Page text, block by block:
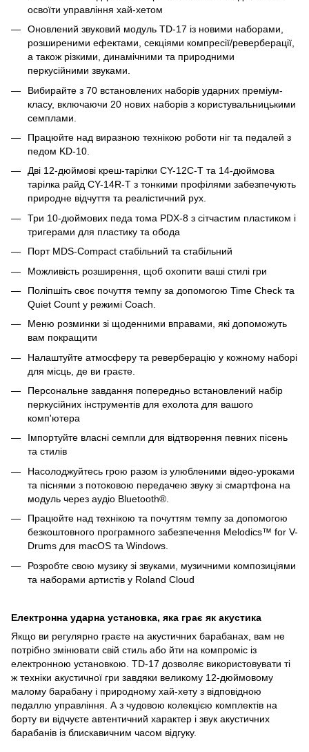
освоїти управління хай-хетом
Оновлений звуковий модуль TD-17 із новими наборами,
розширеними ефектами, секціями компресії/реверберації,
а також різкими, динамічними та природними
перкусійними звуками.
Вибирайте з 70 встановлених наборів ударних преміум-
класу, включаючи 20 нових наборів з користувальницькими
семплами.
Працюйте над виразною технікою роботи ніг та педалей з
педом KD-10.
Дві 12-дюймові креш-тарілки CY-12C-T та 14-дюймова
тарілка райд CY-14R-T з тонкими профілями забезпечують
природне відчуття та реалістичний рух.
Три 10-дюймових педа тома PDX-8 з сітчастим пластиком і
тригерами для пластику та обода
Порт MDS-Compact стабільний та стабільний
Можливість розширення, щоб охопити ваші стилі гри
Поліпшіть своє почуття темпу за допомогою Time Check та
Quiet Count у режимі Coach.
Меню розминки зі щоденними вправами, які допоможуть
вам покращити
Налаштуйте атмосферу та реверберацію у кожному наборі
для місць, де ви граєте.
Персональне завдання попередньо встановлений набір
перкусійних інструментів для ехолота для вашого
комп'ютера
Імпортуйте власні семпли для відтворення певних пісень
та стилів
Насолоджуйтесь грою разом із улюбленими відео-уроками
та піснями з потоковою передачею звуку зі смартфона на
модуль через аудіо Bluetooth®.
Працюйте над технікою та почуттям темпу за допомогою
безкоштовного програмного забезпечення Melodics™ for V-
Drums для macOS та Windows.
Розробте свою музику зі звуками, музичними композиціями
та наборами артистів у Roland Cloud
Електронна ударна установка, яка грає як акустика
Якщо ви регулярно граєте на акустичних барабанах, вам не
потрібно змінювати свій стиль або йти на компроміс із
електронною установкою. TD-17 дозволяє використовувати ті
ж техніки акустичної гри завдяки великому 12-дюймовому
малому барабану і природному хай-хету з відповідною
педаллю управління. А з чудовою колекцією комплектів на
борту ви відчуєте автентичний характер і звук акустичних
барабанів із блискавичним часом відгуку.